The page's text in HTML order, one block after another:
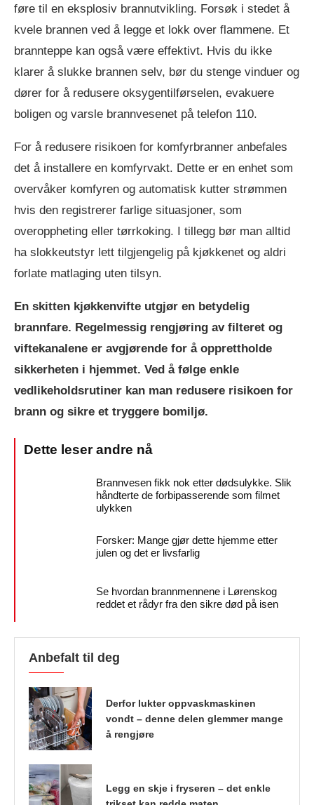
føre til en eksplosiv brannutvikling. Forsøk i stedet å
kvele brannen ved å legge et lokk over flammene. Et
brannteppe kan også være effektivt. Hvis du ikke
klarer å slukke brannen selv, bør du stenge vinduer og
dører for å redusere oksygentilførselen, evakuere
boligen og varsle brannvesenet på telefon 110.
For å redusere risikoen for komfyrbranner anbefales
det å installere en komfyrvakt. Dette er en enhet som
overvåker komfyren og automatisk kutter strømmen
hvis den registrerer farlige situasjoner, som
overoppheting eller tørrkoking. I tillegg bør man alltid
ha slokkeutstyr lett tilgjengelig på kjøkkenet og aldri
forlate matlaging uten tilsyn.
En skitten kjøkkenvifte utgjør en betydelig
brannfare. Regelmessig rengjøring av filteret og
viftekanalene er avgjørende for å opprettholde
sikkerheten i hjemmet. Ved å følge enkle
vedlikeholdsrutiner kan man redusere risikoen for
brann og sikre et tryggere bomiljø.
Brannvesen fikk nok etter dødsulykke. Slik
håndterte de forbipasserende som filmet
ulykken
Forsker: Mange gjør dette hjemme etter
julen og det er livsfarlig
Se hvordan brannmennene i Lørenskog
reddet et rådyr fra den sikre død på isen
Anbefalt til deg
Derfor lukter oppvaskmaskinen
vondt – denne delen glemmer mange
å rengjøre
Legg en skje i fryseren – det enkle